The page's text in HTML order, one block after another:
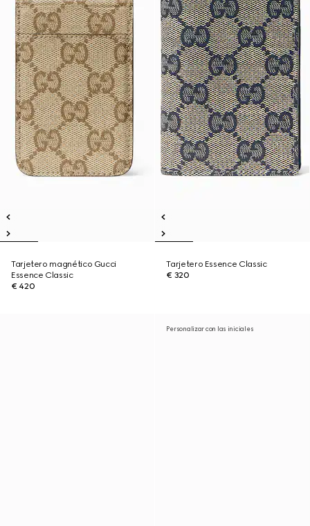
Tarjetero magnético Gucci
Essence Classic
€ 420
Tarjetero Essence Classic
€ 320
Personalizar con las iniciales